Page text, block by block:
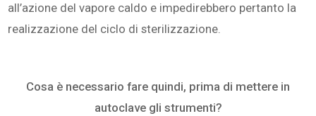
all’azione del vapore caldo e impedirebbero pertanto la
realizzazione del ciclo di sterilizzazione.
Cosa è necessario fare quindi, prima di mettere in
autoclave gli strumenti?